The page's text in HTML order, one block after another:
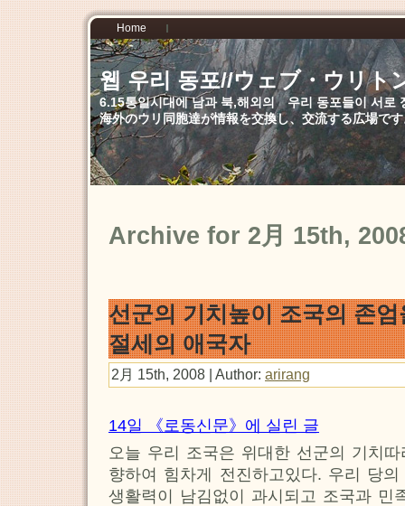
Home
웹 우리 동포//ウェブ・ウリト
6.15통일시대에 남과 북,해외의 우리 동포들이 서로
海外のウリ同胞達が情報を交換し、交流する広場で
Archive for 2月 15th,
선군의 기치높이 조국의 존
절세의 애국자
2月 15th, 2008 | Author: arirang
14일 《로동신문》에 실린 글
오늘 우리 조국은 위대한 선군의 기치
향하여 힘차게 전진하고있다. 우리 당
생활력이 남김없이 과시되고 조국과 민